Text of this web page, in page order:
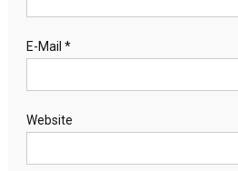
E-Mail *
Website